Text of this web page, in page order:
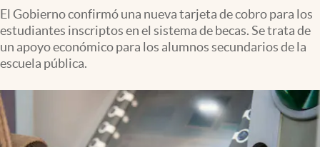
Tv
Clima
Mediakit
abre en nueva pestaña
El Gobierno confirmó una nueva tarjeta de cobro para los
estudiantes inscriptos en el sistema de becas. Se trata de
un apoyo económico para los alumnos secundarios de la
escuela pública.